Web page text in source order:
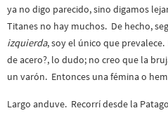
ya no digo parecido, sino digamos
Titanes no hay muchos. De hecho,
izquierda, soy el único que
de acero?, lo dudo; no creo que la
un varón. Entonces una fémina o
Largo anduve. Recorrí desde la